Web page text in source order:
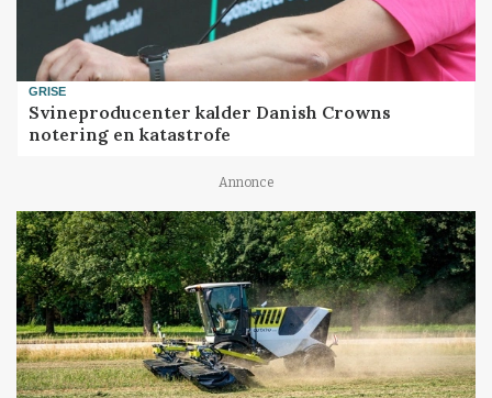
GRISE
Svineproducenter kalder Danish Crowns
notering en katastrofe
Annonce